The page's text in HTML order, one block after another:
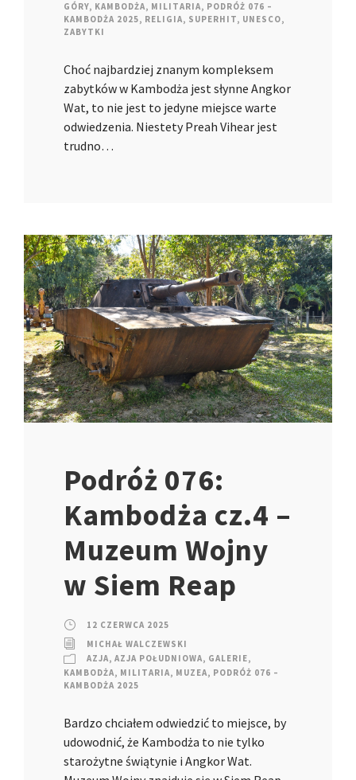
GÓRY, KAMBODŻA, MILITARIA, PODRÓŻ 076 –
KAMBODŻA 2025, RELIGIA, SUPERHIT, UNESCO,
ZABYTKI
Choć najbardziej znanym kompleksem
zabytków w Kambodża jest słynne Angkor
Wat, to nie jest to jedyne miejsce warte
odwiedzenia. Niestety Preah Vihear jest
trudno…
Podróż 076:
Kambodża cz.4 –
Muzeum Wojny
w Siem Reap
12 CZERWCA 2025
MICHAŁ WALCZEWSKI
AZJA, AZJA POŁUDNIOWA, GALERIE,
KAMBODŻA, MILITARIA, MUZEA, PODRÓŻ 076 –
KAMBODŻA 2025
Bardzo chciałem odwiedzić to miejsce, by
udowodnić, że Kambodża to nie tylko
starożytne świątynie i Angkor Wat.